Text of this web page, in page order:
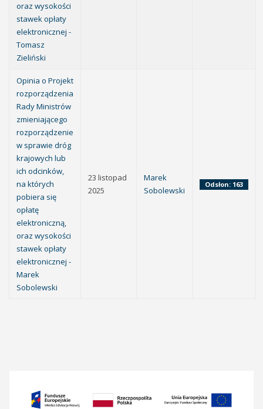
oraz wysokości
stawek opłaty
elektronicznej -
Tomasz
Zieliński
Opinia o Projekt
rozporządzenia
Rady Ministrów
zmieniającego
rozporządzenie
w sprawie dróg
krajowych lub
ich odcinków,
na których
pobiera się
opłatę
elektroniczną,
oraz wysokości
stawek opłaty
elektronicznej -
Marek
Sobolewski
23 listopad
2025
Marek
Sobolewski
Odsłon: 163